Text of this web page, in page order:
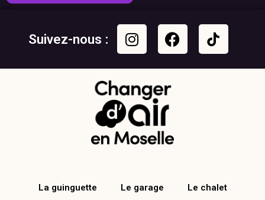
Suivez-nous :
La guinguette Le garage Le chalet